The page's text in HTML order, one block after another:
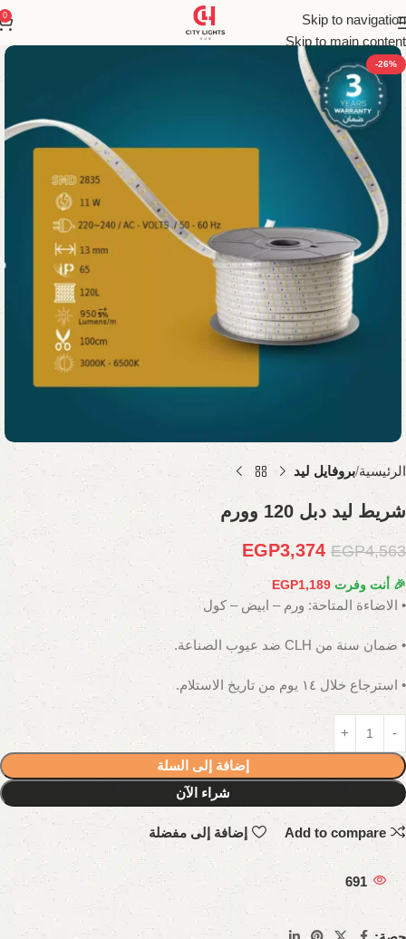
Skip to navigation
Skip to main content
0
-26%
الرئيسية بروفايل ليد
شريط ليد دبل 120 وورم
EGP4,563
EGP3,374
🎉 أنت وفرت EGP1,189
• الاضاءة المتاحة: ورم – ابيض – كول
• ضمان سنة من CLH ضد عيوب الصناعة.
• استرجاع خلال ١٤ يوم من تاريخ الاستلام.
إضافة إلى السلة
شراء الآن
Add to compare إضافة إلى مفضلة
691